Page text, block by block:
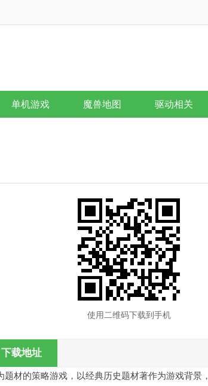
单机游戏 魔兽地图 驱动相关
使用二维码下载到手机
下载地址
材的策略游戏，以经典历史题材著作为游戏背景，